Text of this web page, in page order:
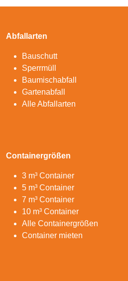
Abfallarten
Bauschutt
Sperrmüll
Baumischabfall
Gartenabfall
Alle Abfallarten
Containergrößen
3 m³ Container
5 m³ Container
7 m³ Container
10 m³ Container
Alle Containergrößen
Container mieten